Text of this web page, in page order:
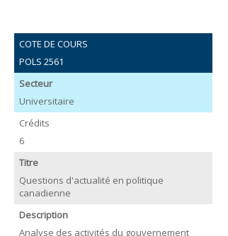
COTE DE COURS
POLS 2561
Secteur
Universitaire
Crédits
6
Titre
Questions d'actualité en politique
canadienne
Description
Analyse des activités du gouvernement